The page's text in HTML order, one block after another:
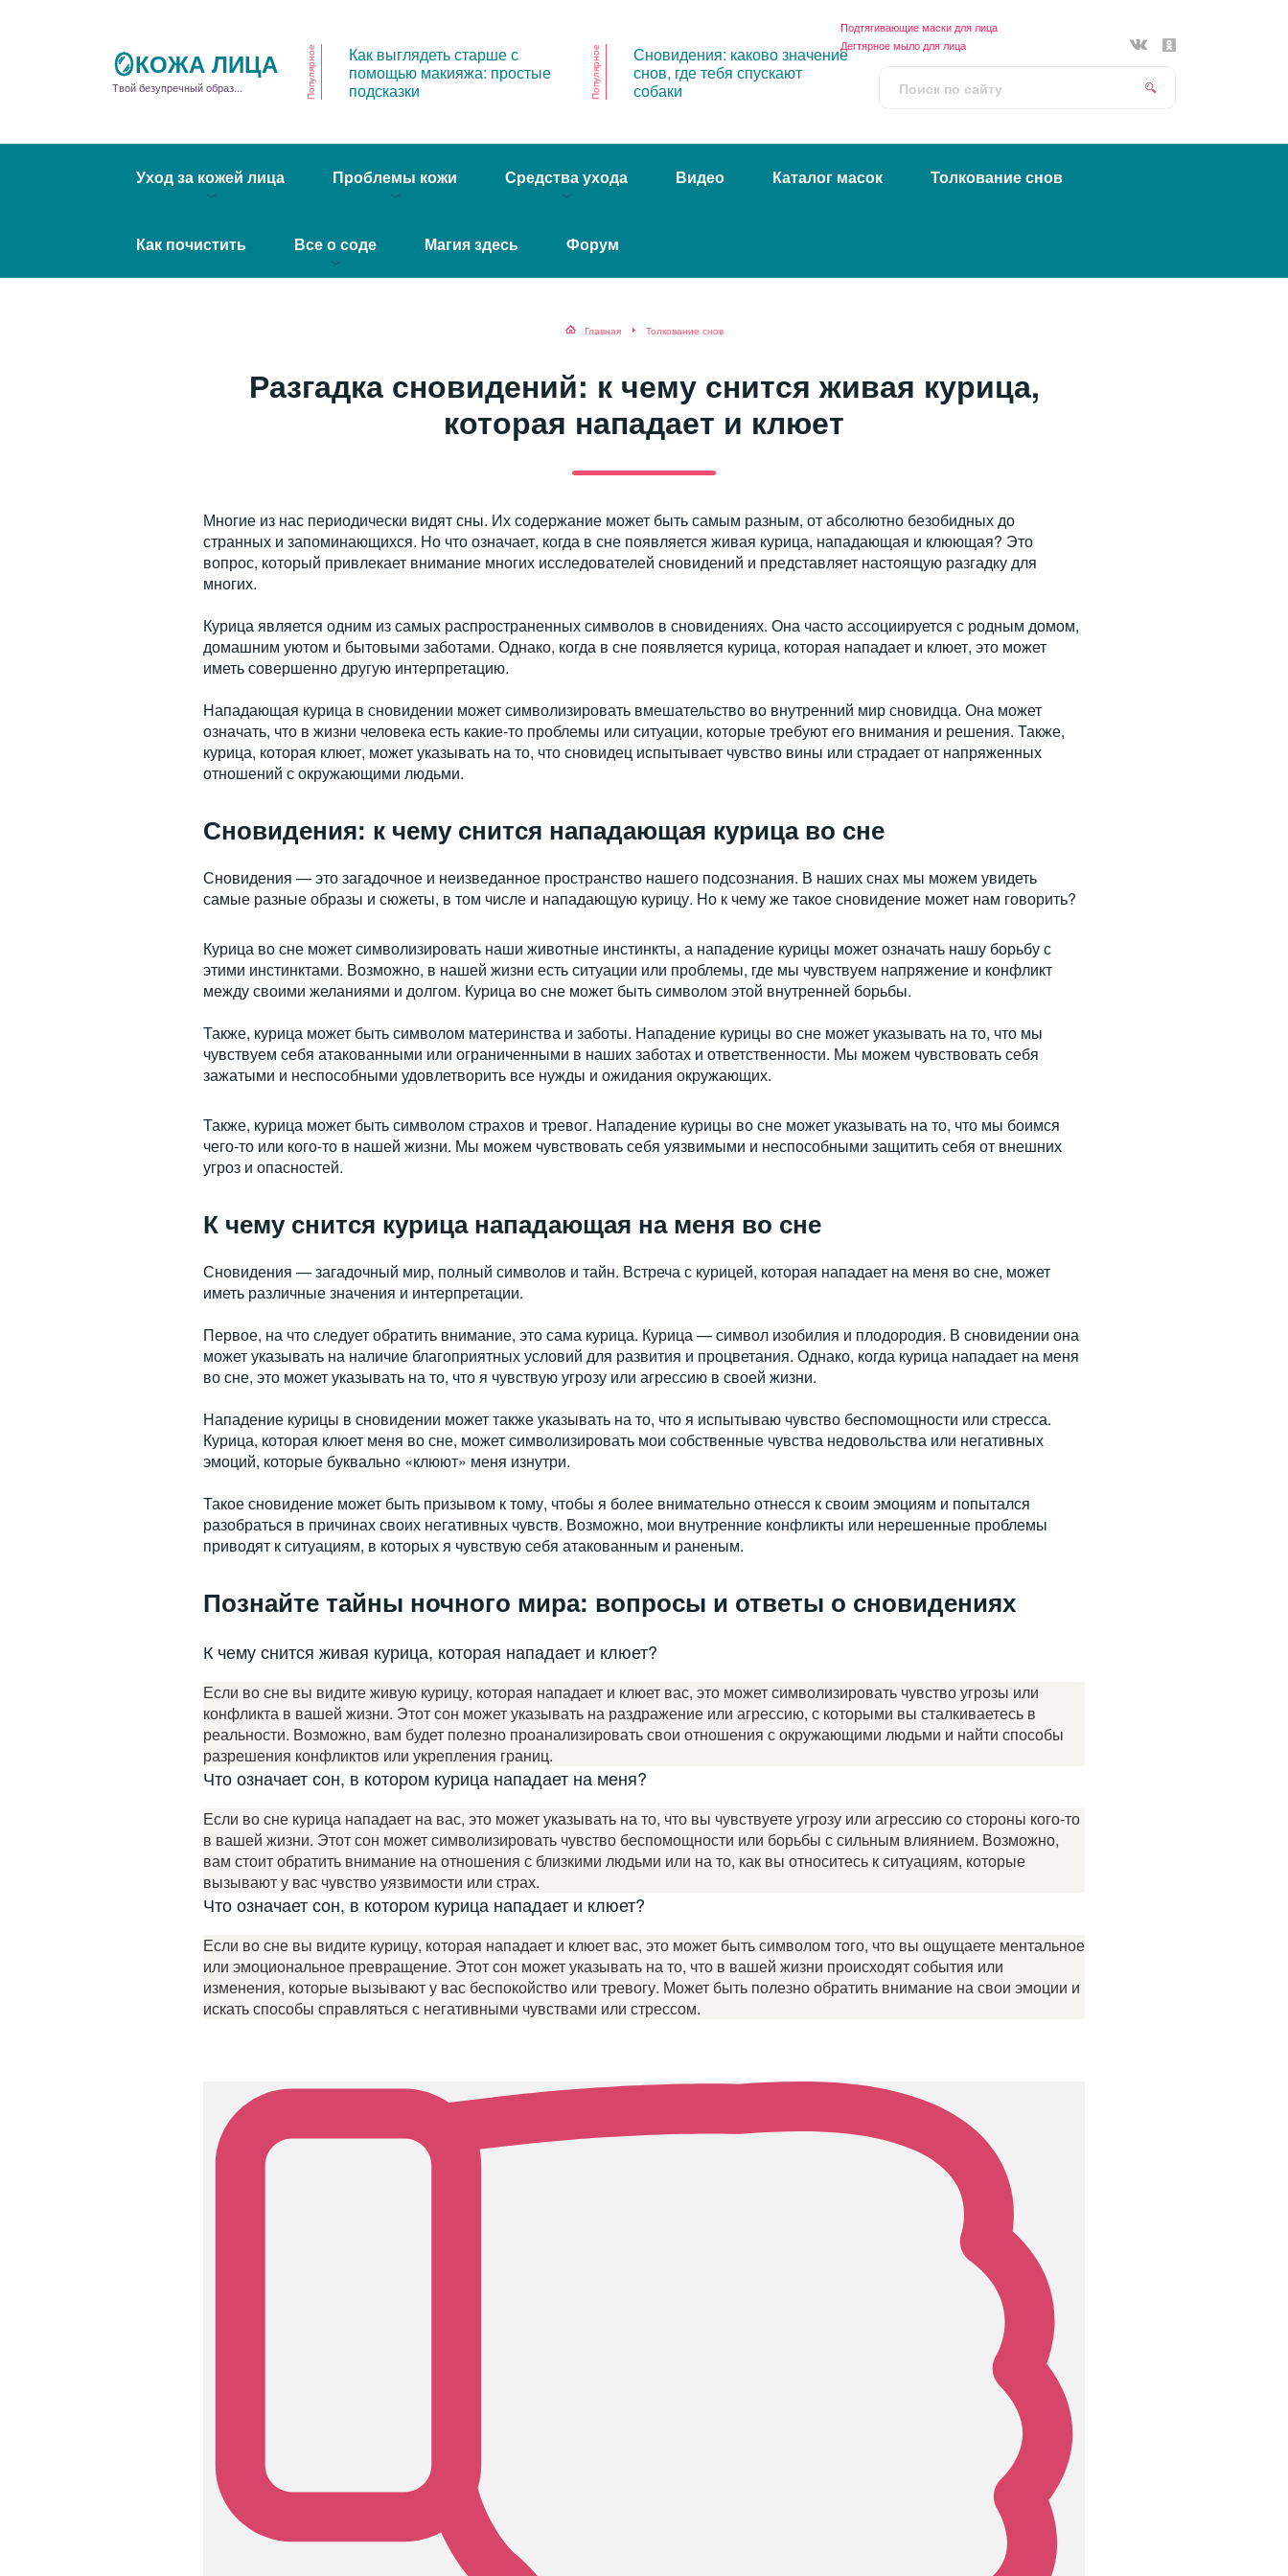
🪞КОЖА ЛИЦА
Твой безупречный образ... Популярное
Как выглядеть старше с
помощью макияжа: простые
подсказки
Популярное
Сновидения: каково значение
снов, где тебя спускают
собаки
Уход за кожей лица Проблемы кожи Средства ухода Видео Каталог масок Толкование снов
Как почистить Все о соде Магия здесь Форум
Подтягивающие маски для лица
Дегтярное мыло для лица
Главная Толкование снов
Разгадка сновидений: к чему снится живая курица,
которая нападает и клюет
Многие из нас периодически видят сны. Их содержание может быть самым разным, от абсолютно безобидных до
странных и запоминающихся. Но что означает, когда в сне появляется живая курица, нападающая и клюющая? Это
вопрос, который привлекает внимание многих исследователей сновидений и представляет настоящую разгадку для
многих.
Курица является одним из самых распространенных символов в сновидениях. Она часто ассоциируется с родным домом,
домашним уютом и бытовыми заботами. Однако, когда в сне появляется курица, которая нападает и клюет, это может
иметь совершенно другую интерпретацию.
Нападающая курица в сновидении может символизировать вмешательство во внутренний мир сновидца. Она может
означать, что в жизни человека есть какие-то проблемы или ситуации, которые требуют его внимания и решения. Также,
курица, которая клюет, может указывать на то, что сновидец испытывает чувство вины или страдает от напряженных
отношений с окружающими людьми.
Сновидения: к чему снится нападающая курица во сне
Сновидения — это загадочное и неизведанное пространство нашего подсознания. В наших снах мы можем увидеть
самые разные образы и сюжеты, в том числе и нападающую курицу. Но к чему же такое сновидение может нам говорить?
Курица во сне может символизировать наши животные инстинкты, а нападение курицы может означать нашу борьбу с
этими инстинктами. Возможно, в нашей жизни есть ситуации или проблемы, где мы чувствуем напряжение и конфликт
между своими желаниями и долгом. Курица во сне может быть символом этой внутренней борьбы.
Также, курица может быть символом материнства и заботы. Нападение курицы во сне может указывать на то, что мы
чувствуем себя атакованными или ограниченными в наших заботах и ответственности. Мы можем чувствовать себя
зажатыми и неспособными удовлетворить все нужды и ожидания окружающих.
Также, курица может быть символом страхов и тревог. Нападение курицы во сне может указывать на то, что мы боимся
чего-то или кого-то в нашей жизни. Мы можем чувствовать себя уязвимыми и неспособными защитить себя от внешних
угроз и опасностей.
К чему снится курица нападающая на меня во сне
Сновидения — загадочный мир, полный символов и тайн. Встреча с курицей, которая нападает на меня во сне, может
иметь различные значения и интерпретации.
Первое, на что следует обратить внимание, это сама курица. Курица — символ изобилия и плодородия. В сновидении она
может указывать на наличие благоприятных условий для развития и процветания. Однако, когда курица нападает на меня
во сне, это может указывать на то, что я чувствую угрозу или агрессию в своей жизни.
Нападение курицы в сновидении может также указывать на то, что я испытываю чувство беспомощности или стресса.
Курица, которая клюет меня во сне, может символизировать мои собственные чувства недовольства или негативных
эмоций, которые буквально «клюют» меня изнутри.
Такое сновидение может быть призывом к тому, чтобы я более внимательно отнесся к своим эмоциям и попытался
разобраться в причинах своих негативных чувств. Возможно, мои внутренние конфликты или нерешенные проблемы
приводят к ситуациям, в которых я чувствую себя атакованным и раненым.
Познайте тайны ночного мира: вопросы и ответы о сновидениях
К чему снится живая курица, которая нападает и клюет?
Если во сне вы видите живую курицу, которая нападает и клюет вас, это может символизировать чувство угрозы или
конфликта в вашей жизни. Этот сон может указывать на раздражение или агрессию, с которыми вы сталкиваетесь в
реальности. Возможно, вам будет полезно проанализировать свои отношения с окружающими людьми и найти способы
разрешения конфликтов или укрепления границ.
Что означает сон, в котором курица нападает на меня?
Если во сне курица нападает на вас, это может указывать на то, что вы чувствуете угрозу или агрессию со стороны кого-то
в вашей жизни. Этот сон может символизировать чувство беспомощности или борьбы с сильным влиянием. Возможно,
вам стоит обратить внимание на отношения с близкими людьми или на то, как вы относитесь к ситуациям, которые
вызывают у вас чувство уязвимости или страх.
Что означает сон, в котором курица нападает и клюет?
Если во сне вы видите курицу, которая нападает и клюет вас, это может быть символом того, что вы ощущаете ментальное
или эмоциональное превращение. Этот сон может указывать на то, что в вашей жизни происходят события или
изменения, которые вызывают у вас беспокойство или тревогу. Может быть полезно обратить внимание на свои эмоции и
искать способы справляться с негативными чувствами или стрессом.